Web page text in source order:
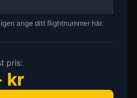
ange ditt flightnummer här.
pris:
kr